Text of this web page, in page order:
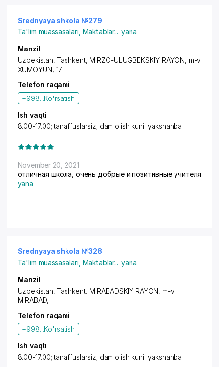
Srednyaya shkola №279
Ta'lim muassasalari Maktablar... yana
Manzil
Uzbekistan, Tashkent, MIRZO-ULUGBEKSKIY RAYON, m-v
XUMOYUN, 17
Telefon raqami
+998...Ko'rsatish
Ish vaqti
8.00-17.00; tanaffuslarsiz; dam olish kuni: yakshanba
November 20, 2021
отличная школа, очень добрые и позитивные учителя
yana
Srednyaya shkola №328
Ta'lim muassasalari Maktablar... yana
Manzil
Uzbekistan, Tashkent, MIRABADSKIY RAYON, m-v
MIRABAD,
Telefon raqami
+998...Ko'rsatish
Ish vaqti
8.00-17.00; tanaffuslarsiz; dam olish kuni: yakshanba